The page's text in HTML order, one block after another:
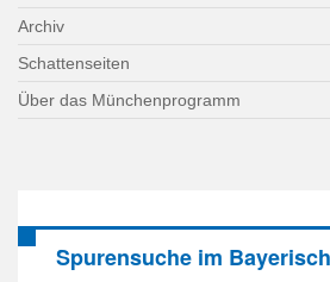
Archiv
Schattenseiten
Über das Münchenprogramm
Spurensuche im